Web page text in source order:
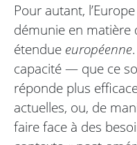
Pour autant,
démunie en matière
étendue européenne
capacité — que ce
réponde plus
actuelles, ou, de
faire face à des